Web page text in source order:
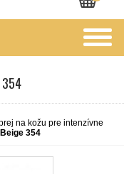
354
na kožu pre intenzívne
354